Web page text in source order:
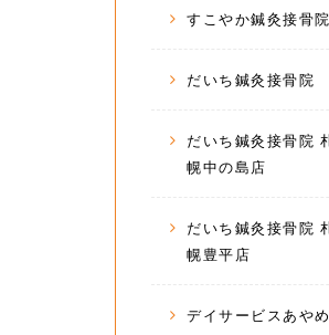
すこやか鍼灸接骨院
だいち鍼灸接骨院
だいち鍼灸接骨院
幌中の島店
だいち鍼灸接骨院
幌豊平店
デイサービスあやめ